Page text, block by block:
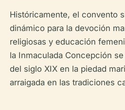
Históricamente, el convento
dinámico para la devoción
religiosas y educación
la Inmaculada Concepción
del siglo XIX en la piedad
arraigada en las tradiciones